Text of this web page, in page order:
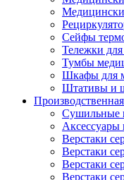
Сейфы
Тележки
Тумбы
Шкафы для
Штативы и
Cушильные
Аксессуары
Верстаки
Верстаки
Верстаки
Верстаки